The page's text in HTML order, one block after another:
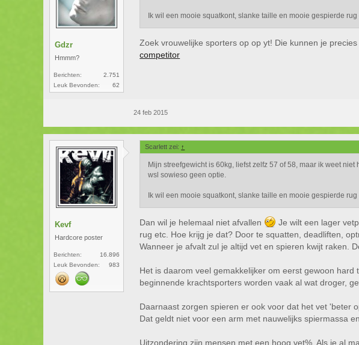
Gdzr
Hmmm?
Berichten:
2.751
Leuk Bevonden:
62
Ik wil een mooie squatkont, slanke taille en mooie gespierde rug
Zoek vrouwelijke sporters op op yt! Die kunnen je
competitor
24 feb 2015
Kevf
Hardcore poster
Berichten:
16.896
Leuk Bevonden:
983
Scarlett zei: ↑
Mijn streefgewicht is 60kg, liefst zelfz 57 of 58, maar ik weet
wsl sowieso geen optie.
Ik wil een mooie squatkont, slanke taille en mooie gespierde rug
Dan wil je helemaal niet afvallen
Je wilt een lager
rug etc. Hoe krijg je dat? Door te squatten, deadliften,
Wanneer je afvalt zul je altijd vet en spieren kwijt raken.
Het is daarom veel gemakkelijker om eerst gewoon
beginnende krachtsporters worden vaak al wat droger,
Daarnaast zorgen spieren er ook voor dat het vet 'beter
Dat geldt niet voor een arm met nauwelijks spiermassa
Uitzondering zijn mensen met een hoog vet%. Als je al